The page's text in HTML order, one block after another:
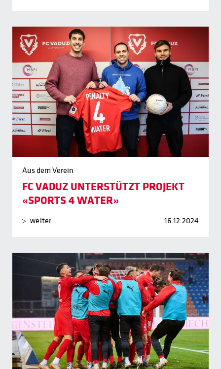
Aus dem Verein
FC VADUZ UNTERSTÜTZT PROJEKT
«SPORTS 4 WATER»
weiter 16.12.2024